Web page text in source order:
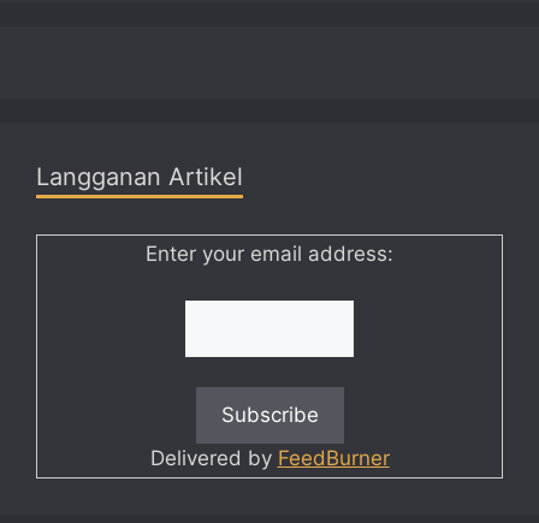
Langganan Artikel
Enter your email address:
Delivered by FeedBurner